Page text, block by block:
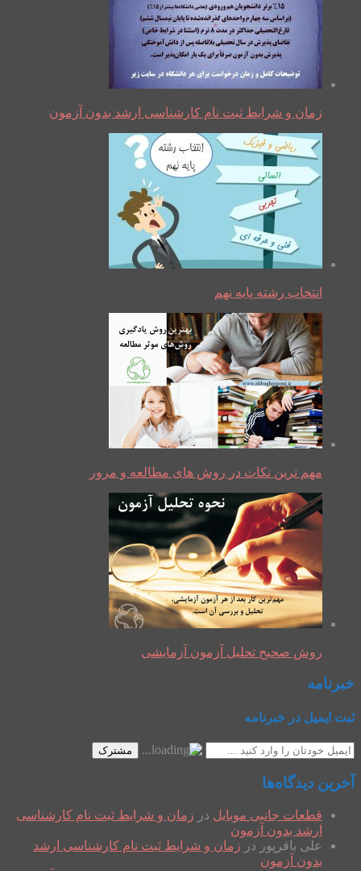
زمان و شرایط ثبت نام کارشناسی ارشد بدون آزمون
انتخاب رشته پایه نهم
مهم ترین نکات در روش های مطالعه و مرور
روش صحیح تحلیل آزمون آزمایشی
خبرنامه
ثبت ایمیل در خبرنامه
مشترک
آخرین دیدگاه‌ها
قطعات جانبی موبایل در زمان و شرایط ثبت نام کارشناسی
ارشد بدون آزمون
علی باقرپور در زمان و شرایط ثبت نام کارشناسی ارشد
بدون آزمون